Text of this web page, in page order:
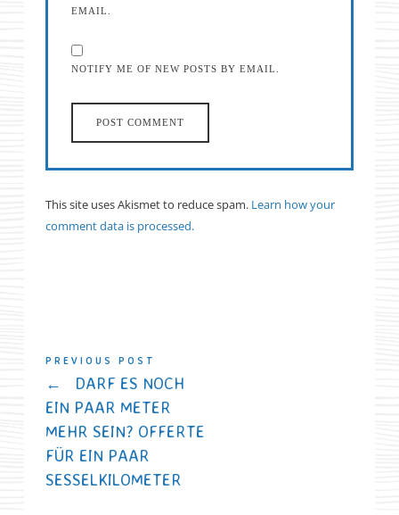
EMAIL.
NOTIFY ME OF NEW POSTS BY EMAIL.
This site uses Akismet to reduce spam. Learn how your
comment data is processed.
PREVIOUS POST
←
DARF ES NOCH
EIN PAAR METER
MEHR SEIN? OFFERTE
FÜR EIN PAAR
SESSELKILOMETER